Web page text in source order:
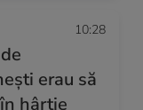
10:28
erau să
hârtie